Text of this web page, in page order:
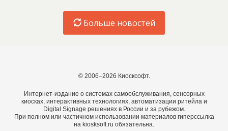
Больше новостей
© 2006–2026 Киосксофт.
Интернет-издание о системах самообслуживания, сенсорных
киосках, интерактивных технологиях, автоматизации ритейла и
Digital Signage решениях в России и за рубежом.
При полном или частичном использовании материалов гиперссылка
на kiosksoft.ru обязательна.